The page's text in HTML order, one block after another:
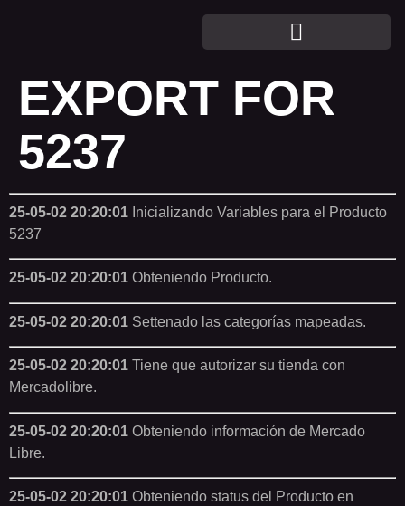
EXPORT FOR
5237
25-05-02 20:20:01 Inicializando Variables para el Producto
5237
25-05-02 20:20:01 Obteniendo Producto.
25-05-02 20:20:01 Settenado las categorías mapeadas.
25-05-02 20:20:01 Tiene que autorizar su tienda con
Mercadolibre.
25-05-02 20:20:01 Obteniendo información de Mercado
Libre.
25-05-02 20:20:01 Obteniendo status del Producto en